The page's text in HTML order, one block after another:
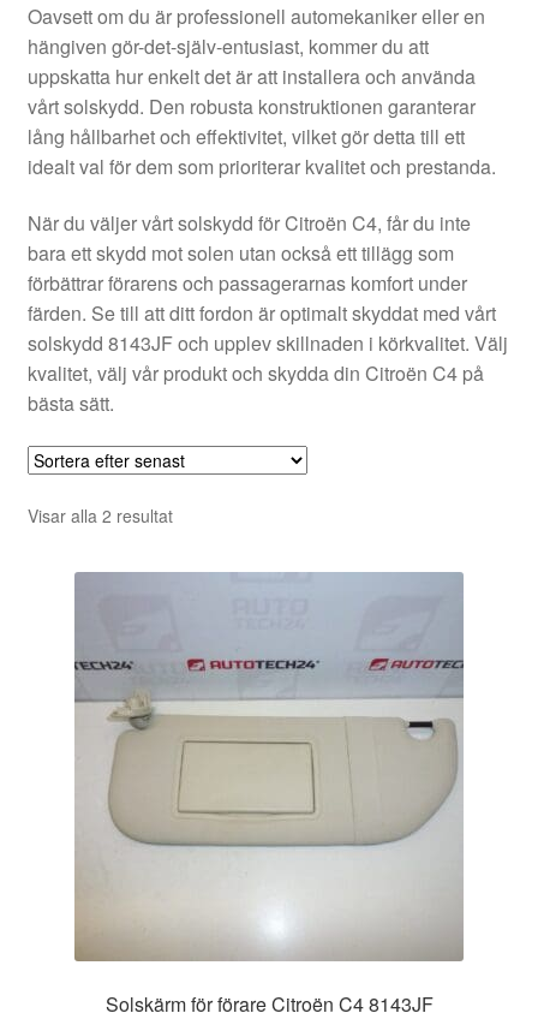
Reklamationsprocedur
Transport
Vagn
Världsomspännande frakt
Villkor
Oavsett om du är professionell automekaniker eller en
hängiven gör-det-själv-entusiast, kommer du att
uppskatta hur enkelt det är att installera och använda
vårt solskydd. Den robusta konstruktionen garanterar
lång hållbarhet och effektivitet, vilket gör detta till ett
idealt val för dem som prioriterar kvalitet och prestanda.
När du väljer vårt solskydd för Citroën C4, får du inte
bara ett skydd mot solen utan också ett tillägg som
förbättrar förarens och passagerarnas komfort under
färden. Se till att ditt fordon är optimalt skyddat med vårt
solskydd 8143JF och upplev skillnaden i körkvalitet. Välj
kvalitet, välj vår produkt och skydda din Citroën C4 på
bästa sätt.
Visar alla 2 resultatSortera
senaste
Solskärm för förare Citroën C4 8143JF